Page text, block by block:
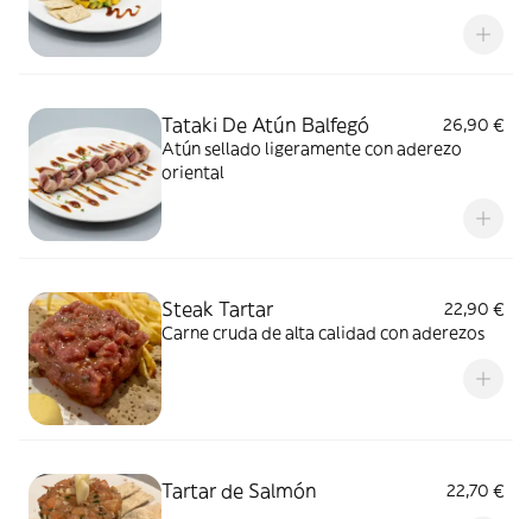
Tataki De Atún Balfegó
26,90 €
Atún sellado ligeramente con aderezo
oriental
Steak Tartar
22,90 €
Carne cruda de alta calidad con aderezos
Tartar de Salmón 22,70 €